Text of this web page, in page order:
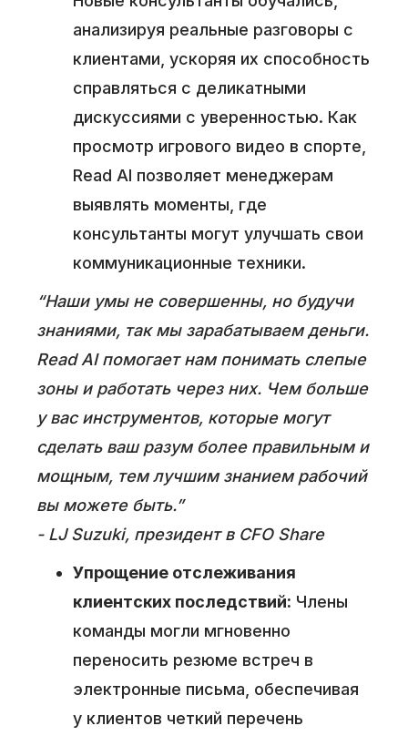
анализируя реальные разговоры с
клиентами, ускоряя их способность
справляться с деликатными
дискуссиями с уверенностью. Как
просмотр игрового видео в спорте,
Read AI позволяет менеджерам
выявлять моменты, где
консультанты могут улучшать свои
коммуникационные техники.
“Наши умы не совершенны, но будучи
знаниями, так мы зарабатываем деньги.
Read AI помогает нам понимать слепые
зоны и работать через них. Чем больше
у вас инструментов, которые могут
сделать ваш разум более правильным и
мощным, тем лучшим знанием рабочий
вы можете быть.”
- LJ Suzuki, президент в CFO Share
Упрощение отслеживания
клиентских последствий: Члены
команды могли мгновенно
переносить резюме встреч в
электронные письма, обеспечивая
у клиентов четкий перечень